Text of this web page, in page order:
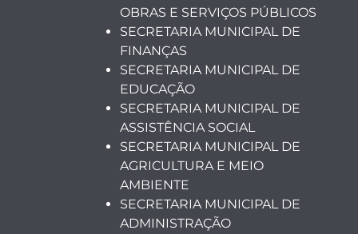
OBRAS E SERVIÇOS PÚBLICOS
SECRETARIA MUNICIPAL DE
FINANÇAS
SECRETARIA MUNICIPAL DE
EDUCAÇÃO
SECRETARIA MUNICIPAL DE
ASSISTÊNCIA SOCIAL
SECRETARIA MUNICIPAL DE
AGRICULTURA E MEIO
AMBIENTE
SECRETARIA MUNICIPAL DE
ADMINISTRAÇÃO